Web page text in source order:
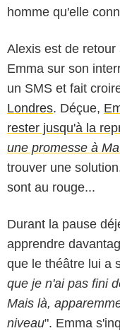
homme qu'elle
Alexis est de
Emma sur son
un SMS et fait
Londres. Déçue,
rester jusqu'à la
une promesse à
trouver une
sont au rouge...
Durant la pause
apprendre
que le théâtre lui a
que je n'ai pas fini
Mais là,
niveau". Emma